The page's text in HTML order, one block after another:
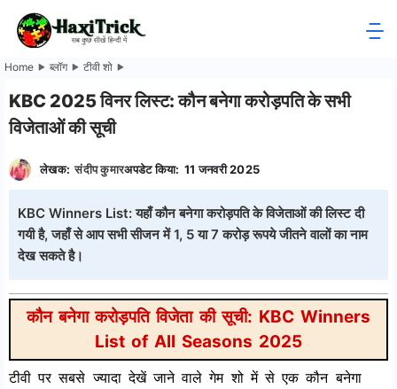
Skip
-
कुछ
जाने
में
Home ब्लॉग टीवी शो
KBC 2025 विनर लिस्ट: कौन बनेगा करोड़पति के सभी
विजेताओं की सूची
लेखक: संदीप कुमारअपडेट किया: 11 जनवरी 2025
KBC Winners List: यहाँ कौन बनेगा करोड़पति के विजेताओं की लिस्ट दी
गयी है, जहाँ से आप सभी सीजन में 1, 5 या 7 करोड़ रूपये जीतने वालों का नाम
देख सकते है।
कौन बनेगा करोड़पति विजेता की सूची: KBC Winners
List of All Seasons 2025
टीवी पर सबसे ज्यादा देखें जाने वाले गेम शो में से एक कौन बनेगा